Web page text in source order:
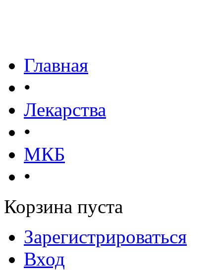
Главная
•
Лекарства
•
МКБ
•
Корзина пуста
Зарегистрироваться
Вход